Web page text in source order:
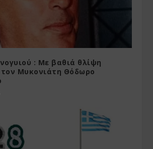
: Με βαθιά θλίψη
Μυκονιάτη Θόδωρο